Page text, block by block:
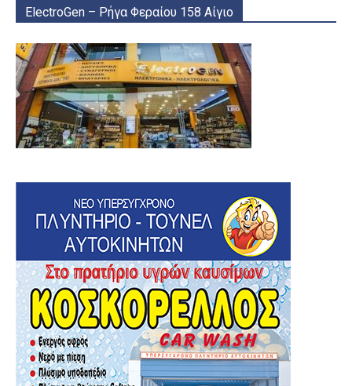
ElectroGen – Ρήγα Φεραίου 158 Αίγιο